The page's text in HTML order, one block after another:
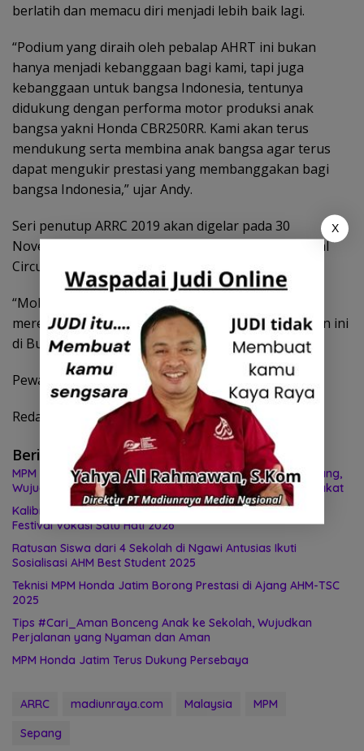
berlatih dan memacu diri menjadi lebih baik lagi.
“Podium yang diraih oleh pebalap AHRT ini bukan
hanya menjadi kebanggaan bagi kami, tapi juga
kebanggaan untuk bangsa Indonesia, tentunya
didukung dengan performa motor produksi anak
bangsa yakni Honda CBR250RR. Kami akan terus
mendukung serta membina anak bangsa agar terus
dapat mengukir prestasi yang membanggakan bagi
bangsa Indonesia,” ujar Andy.
Seri penutup ARRC 2019 akan digelar pada 30
November-1 Desember 2019 di Chang International
Circuit, Buriram, Thailand.
“Mohon dukungannya untuk perjuangan terakhir
mereka pada seri penutup musim balap ARRC tahun ini
di Buriram ,” tutup An. (Aji/Gin).
Pewarta : Aji Sudrajat
Redaktur : Agin Wijaya
Berita Terkait
MPM Honda Jatim Resmikan Bank Sampah Ketiga di Malang,
Wujudkan Kepedulian terhadap Lingkungan dan Masyarakat
Kalibrasi Kompetensi Guru dan Pelajar SMK, AHM Gelar
Festival Vokasi Satu Hati 2026
Ratusan Siswa dari 4 Sekolah di Ngawi Antusias Ikuti
Sosialisasi AHM Best Student 2025
Teknisi MPM Honda Jatim Borong Prestasi di Ajang AHM-TSC
2025
Tips #Cari_Aman Bonceng Anak ke Sekolah, Wujudkan
Perjalanan yang Nyaman dan Aman
MPM Honda Jatim Terus Dukung Persebaya
ARRC madiunraya.com Malaysia
MPM
Sepang
X